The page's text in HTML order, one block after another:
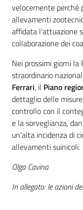
velocemente perché
allevamenti
affidata l'attuazione
collaborazione dei
Nei prossimi giorni la
straordinario
Ferrari, il Piano
dettaglio delle
controllo con il
e la sorveglianza,
un’alta incidenza di
allevamenti suinicoli.
Olga Cavina
In allegato: le azioni